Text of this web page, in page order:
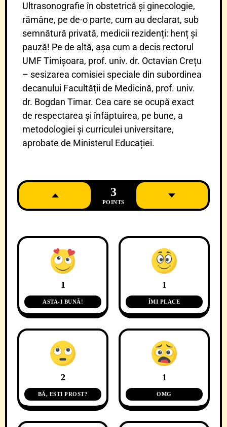
Ultrasonografie în obstetrică și ginecologie,
rămâne, pe de-o parte, cum au declarat, sub
semnătură privată, medicii rezidenți: henț și
pauză! Pe de altă, așa cum a decis rectorul
UMF Timișoara, prof. univ. dr. Octavian Crețu
– sesizarea comisiei speciale din subordinea
decanului Facultății de Medicină, prof. univ.
dr. Bogdan Timar. Cea care se ocupă exact
de respectarea și înfăptuirea, pe bune, a
metodologiei și curriculei universitare,
aprobate de Ministerul Educației.
3
POINTS
1
ASTA-I BUNĂ!
1
ÎMI PLACE
2
BĂ, ESTI PROST?
1
OMG